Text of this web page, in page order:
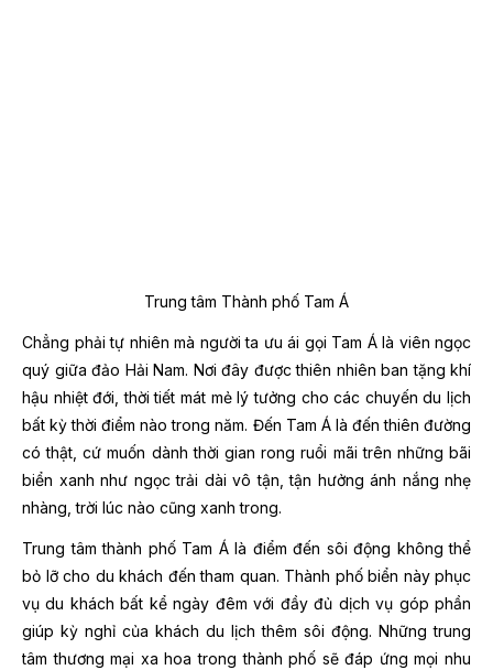
Trung tâm Thành phố Tam Á
Chẳng phải tự nhiên mà người ta ưu ái gọi Tam Á là viên ngọc
quý giữa đảo Hải Nam. Nơi đây được thiên nhiên ban tặng khí
hậu nhiệt đới, thời tiết mát mẻ lý tưởng cho các chuyến du lịch
bất kỳ thời điểm nào trong năm. Đến Tam Á là đến thiên đường
có thật, cứ muốn dành thời gian rong ruổi mãi trên những bãi
biển xanh như ngọc trải dài vô tận, tận hưởng ánh nắng nhẹ
nhàng, trời lúc nào cũng xanh trong.
Trung tâm thành phố Tam Á là điểm đến sôi động không thể
bỏ lỡ cho du khách đến tham quan. Thành phố biển này phục
vụ du khách bất kể ngày đêm với đầy đủ dịch vụ góp phần
giúp kỳ nghỉ của khách du lịch thêm sôi động. Những trung
tâm thương mại xa hoa trong thành phố sẽ đáp ứng mọi nhu